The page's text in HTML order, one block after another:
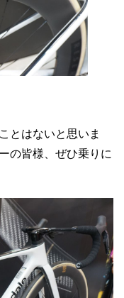
とはないと思いま
の皆様、ぜひ乗りに